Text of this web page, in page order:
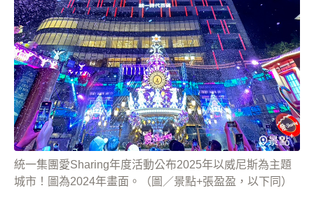
統一集團愛Sharing年度活動公布2025年以威尼斯為主題
城市！圖為2024年畫面。（圖／景點+張盈盈，以下同）